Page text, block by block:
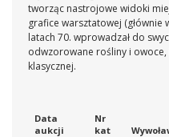
tworząc nastrojowe widoki
grafice warsztatowej (głównie
latach 70. wprowadzał do
odwzorowane rośliny i owoce,
klasycznej.
Data
aukcji
Nr
kat